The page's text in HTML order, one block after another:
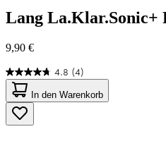
Lang La.Klar.Sonic+
9,90 €
4.8 (4)
4.8
von
5
Sternen.
4
In den Warenkorb